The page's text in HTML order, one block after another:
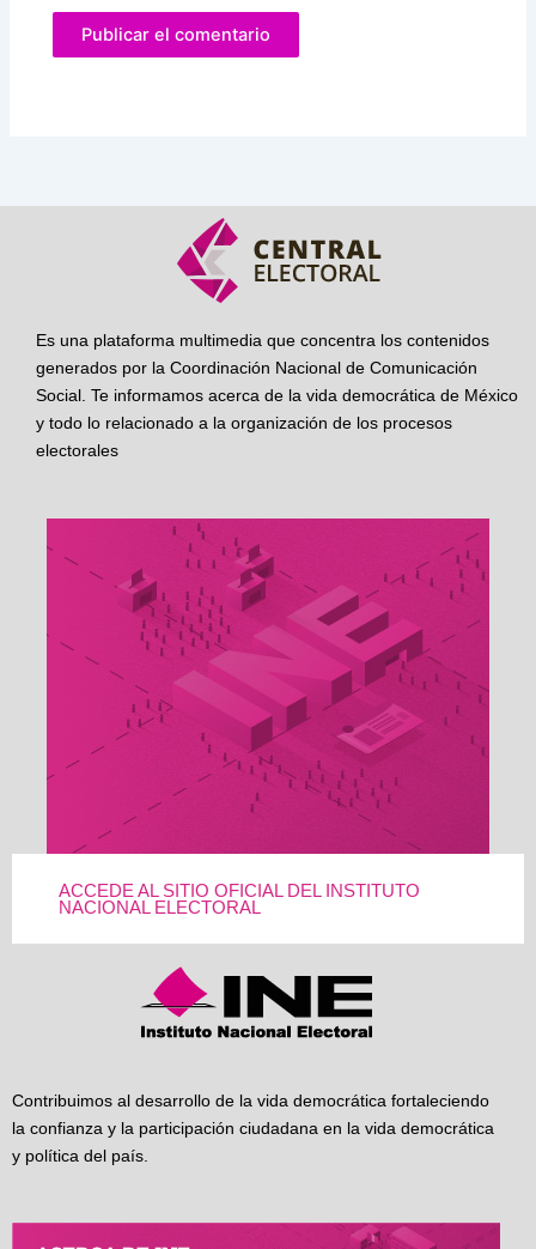
Es una plataforma multimedia que concentra los contenidos
generados por la Coordinación Nacional de Comunicación
Social. Te informamos acerca de la vida democrática de México
y todo lo relacionado a la organización de los procesos
electorales
ACCEDE AL SITIO OFICIAL DEL INSTITUTO
NACIONAL ELECTORAL
Contribuimos al desarrollo de la vida democrática fortaleciendo
la confianza y la participación ciudadana en la vida democrática
y política del país.